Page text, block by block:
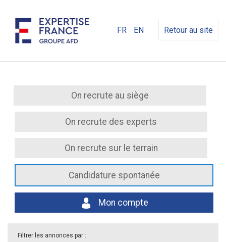
FR EN Retour au site
On recrute au siège
On recrute des experts
On recrute sur le terrain
Candidature spontanée
Mon compte
Filtrer les annonces par :